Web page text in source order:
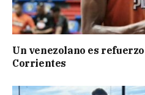
Un venezolano es
Corrientes